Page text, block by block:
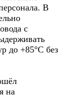
В
с
до +85°C без
на